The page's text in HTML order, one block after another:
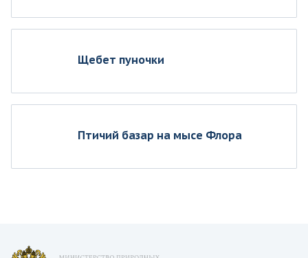
Щебет пуночки
Птичий базар на мысе Флора